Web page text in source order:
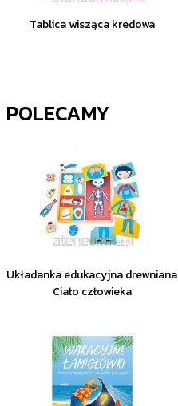
Tablica wisząca kredowa
POLECAMY
Układanka edukacyjna drewniana
Ciało człowieka